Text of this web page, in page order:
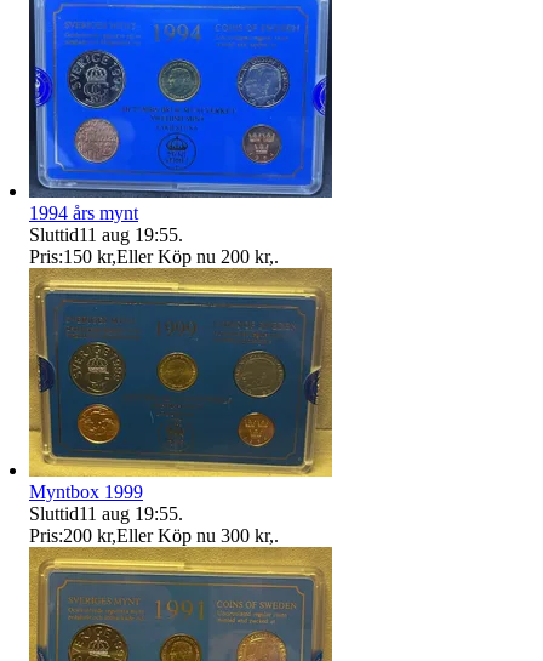
1994 års mynt
Sluttid11 aug 19:55.
Pris:150 kr,Eller Köp nu 200 kr,.
Myntbox 1999
Sluttid11 aug 19:55.
Pris:200 kr,Eller Köp nu 300 kr,.